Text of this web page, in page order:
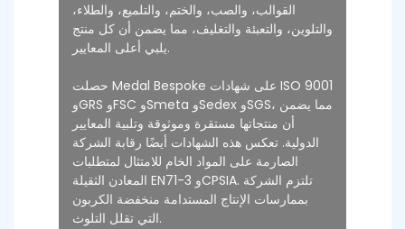
القوالب، والصب، والختم، والتلميع، والطلاء،
والتلوين، والتعبئة والتغليف، مما يضمن أن كل منتج
يلبي أعلى المعايير.
حصلت Medal Bespoke على شهادات ISO 9001
وGRS وFSC وSmeta وSedex وSGS، مما يضمن
أن منتجاتها مستقرة وموثوقة وتلبية المعايير
الدولية. تعكس هذه الشهادات أيضًا رقابة الشركة
الصارمة على المواد الخام للامتثال لمتطلبات
المعادن الثقيلة EN71-3 وCPSIA. تلتزم الشركة
بممارسات الإنتاج المستدامة منخفضة الكربون
التي تقلل التلوث.